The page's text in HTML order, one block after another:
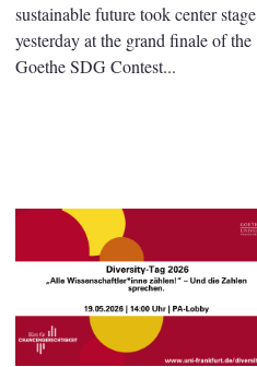
sustainable future took center stage
yesterday at the grand finale of the
Goethe SDG Contest